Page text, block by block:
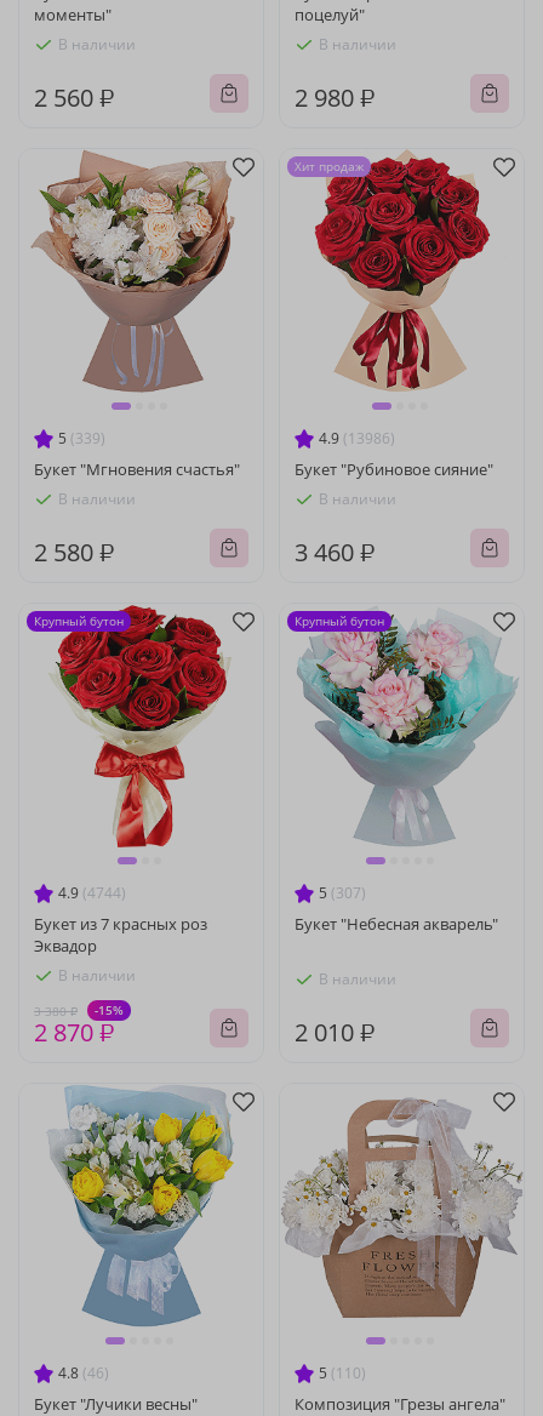
моменты"
В наличии
2 560 ₽
поцелуй"
В наличии
2 980 ₽
5 (339)
Букет "Мгновения счастья"
В наличии
2 580 ₽
4.9 (13986)
Букет "Рубиновое сияние"
В наличии
3 460 ₽
Хит продаж
4.9 (4744)
Букет из 7 красных роз
Эквадор
В наличии
3 380 ₽ -15%
2 870 ₽
Крупный бутон
5 (307)
Букет "Небесная акварель"
В наличии
2 010 ₽
Крупный бутон
4.8 (46)
Букет "Лучики весны"
5 (110)
Композиция "Грезы ангела"